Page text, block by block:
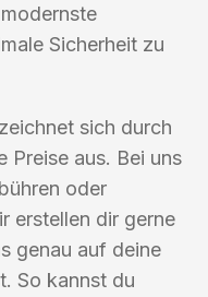
Sicherheit zu
sich durch
Preise aus. Bei uns
oder
erstellen dir gerne
genau auf deine
So kannst du